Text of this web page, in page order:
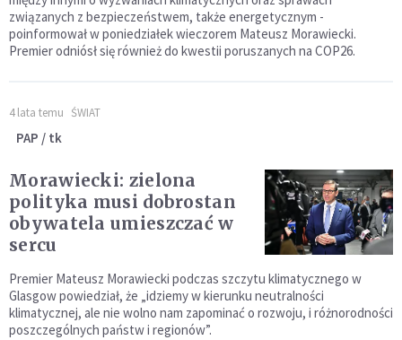
związanych z bezpieczeństwem, także energetycznym -
poinformował w poniedziałek wieczorem Mateusz Morawiecki.
Premier odniósł się również do kwestii poruszanych na COP26.
4 lata temu ŚWIAT
PAP / tk
Morawiecki: zielona
polityka musi dobrostan
obywatela umieszczać w
sercu
Premier Mateusz Morawiecki podczas szczytu klimatycznego w
Glasgow powiedział, że „idziemy w kierunku neutralności
klimatycznej, ale nie wolno nam zapominać o rozwoju, i różnorodności
poszczególnych państw i regionów”.